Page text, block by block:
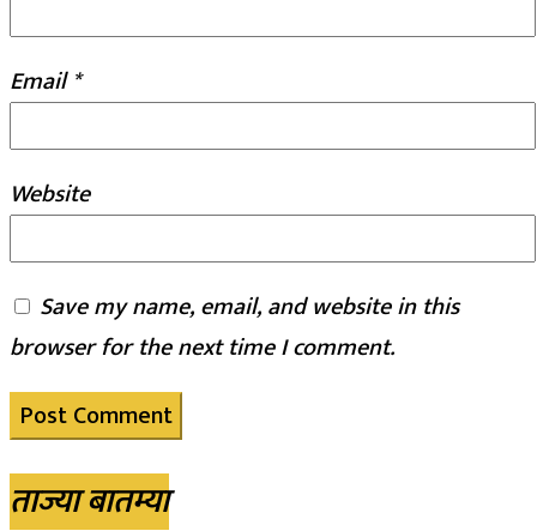
Email*
Website
Save my name, email, and website in this
browser for the next time I comment.
ताज्या बातम्या